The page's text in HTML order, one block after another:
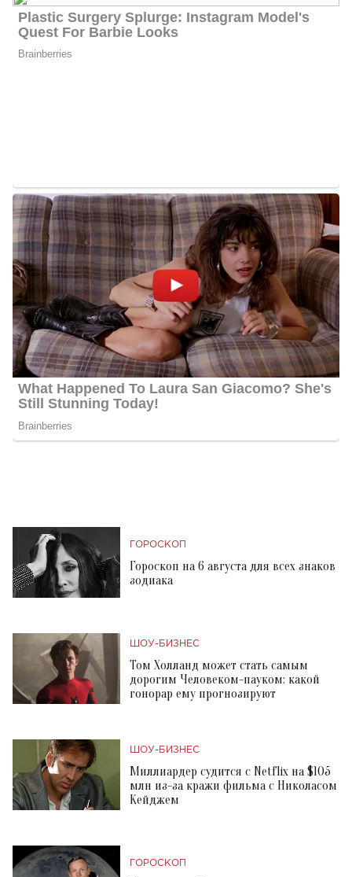
ГОРОСКОП
Гороскоп на 6 августа для всех знаков
зодиака
ШОУ-БИЗНЕС
Том Холланд может стать самым
дорогим Человеком-пауком: какой
гонорар ему прогнозируют
ШОУ-БИЗНЕС
Миллиардер судится с Netflix на $105
млн из-за кражи фильма с Николасом
Кейджем
ГОРОСКОП